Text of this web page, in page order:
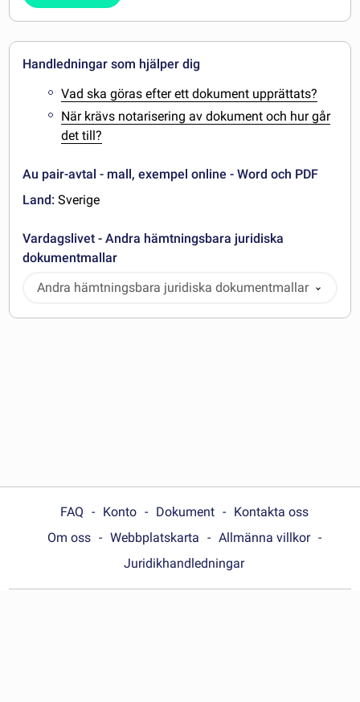
Handledningar som hjälper dig
Vad ska göras efter ett dokument upprättats?
När krävs notarisering av dokument och hur går
det till?
Au pair-avtal - mall, exempel online - Word och PDF
Land: Sverige
Vardagslivet - Andra hämtningsbara juridiska
dokumentmallar
Andra hämtningsbara juridiska dokumentmallar
FAQ Konto Dokument
Kontakta oss
Om oss
Webbplatskarta
Allmänna villkor
Juridikhandledningar